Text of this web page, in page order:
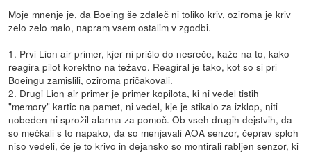
Moje mnenje je, da Boeing še zdaleč ni toliko kriv, oziroma je kriv
zelo zelo malo, napram vsem ostalim v zgodbi.
1. Prvi Lion air primer, kjer ni prišlo do nesreče, kaže na to, kako
reagira pilot korektno na težavo. Reagiral je tako, kot so si pri
Boeingu zamislili, oziroma pričakovali.
2. Drugi Lion air primer je primer kopilota, ki ni vedel tistih
"memory" kartic na pamet, ni vedel, kje je stikalo za izklop, niti
nobeden ni sprožil alarma za pomoč. Ob vseh drugih dejstvih, da
so mečkali s to napako, da so menjavali AOA senzor, čeprav sploh
niso vedeli, če je to krivo in dejansko so montirali rabljen senzor, ki